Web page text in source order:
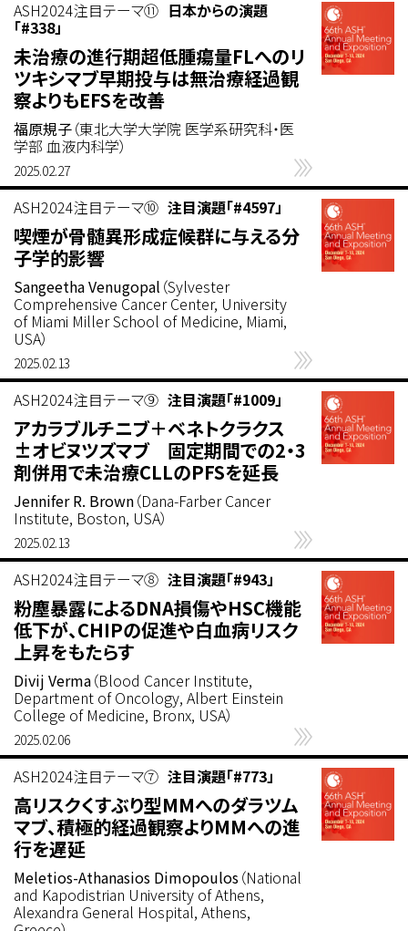
ASH2024注目テーマ⑪ 日本からの演題
「#338」
未治療の進行期超低腫瘍量FLへのリ
ツキシマブ早期投与は無治療経過観
察よりもEFSを改善
福原規子（東北大学大学院 医学系研究科・医
学部 血液内科学）
2025.02.27
ASH2024注目テーマ⑩ 注目演題「#4597」
喫煙が骨髄異形成症候群に与える分
子学的影響
Sangeetha Venugopal （Sylvester
Comprehensive Cancer Center, University
of Miami Miller School of Medicine, Miami,
USA）
2025.02.13
ASH2024注目テーマ⑨ 注目演題「#1009」
アカラブルチニブ＋ベネトクラクス
±オビヌツズマブ 固定期間での2・3
剤併用で未治療CLLのPFSを延長
Jennifer R. Brown（Dana-Farber Cancer
Institute, Boston, USA）
2025.02.13
ASH2024注目テーマ⑧ 注目演題「#943」
粉塵暴露によるDNA損傷やHSC機能
低下が、CHIPの促進や白血病リスク
上昇をもたらす
Divij Verma（Blood Cancer Institute,
Department of Oncology, Albert Einstein
College of Medicine, Bronx, USA）
2025.02.06
ASH2024注目テーマ⑦ 注目演題「#773」
高リスクくすぶり型MMへのダラツム
マブ、積極的経過観察よりMMへの進
行を遅延
Meletios-Athanasios Dimopoulos（National
and Kapodistrian University of Athens,
Alexandra General Hospital, Athens,